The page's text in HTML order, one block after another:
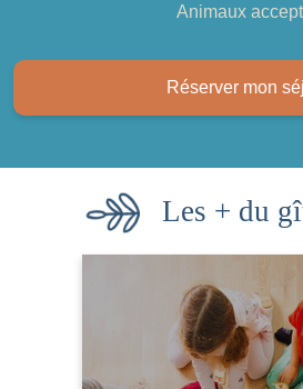
Animaux
Réserver mon
Les + du
Pour
Croque carotte,
Little association,